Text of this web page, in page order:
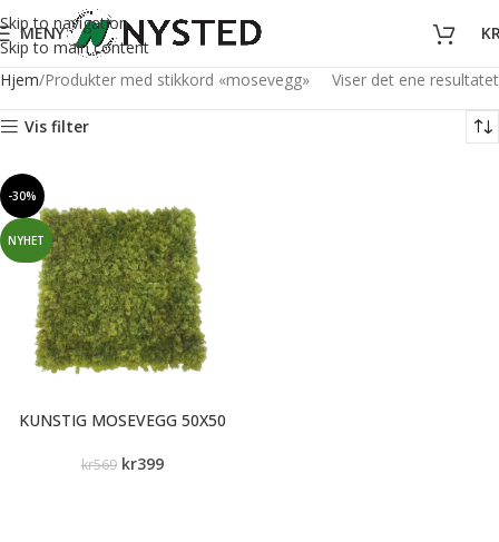
Skip to navigation
Skip to main content
MENY
Hjem Produkter med stikkord «mosevegg» Viser det ene resultatet
Vis filter
-30%
NYHET
KUNSTIG MOSEVEGG 50X50
kr569 kr399